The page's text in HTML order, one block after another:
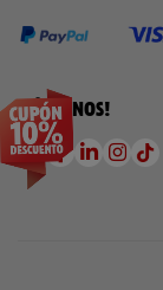
¡SÍGUENOS!